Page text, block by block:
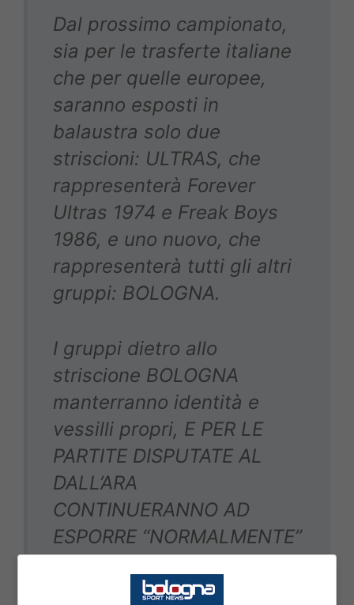
Dal prossimo campionato,
sia per le trasferte italiane
che per quelle europee,
saranno esposti in
balaustra solo due
striscioni: ULTRAS, che
rappresenterà Forever
Ultras 1974 e Freak Boys
1986, e uno nuovo, che
rappresenterà tutti gli altri
gruppi: BOLOGNA.
I gruppi dietro allo
striscione BOLOGNA
manterranno identità e
vessilli propri, E PER LE
PARTITE DISPUTATE AL
DALL’ARA
CONTINUERANNO AD
ESPORRE “NORMALMENTE”
I PROPRI STRISCIONI.